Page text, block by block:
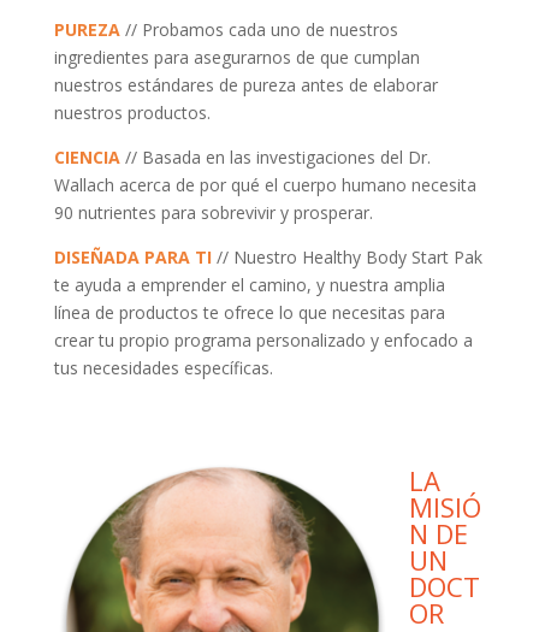
PUREZA// Probamos cada uno de nuestros
ingredientes para asegurarnos de que cumplan
nuestros estándares de pureza antes de elaborar
nuestros productos.
CIENCIA// Basada en las investigaciones del Dr.
Wallach acerca de por qué el cuerpo humano necesita
90 nutrientes para sobrevivir y prosperar.
DISEÑADA PARA TI// Nuestro Healthy Body Start Pak
te ayuda a emprender el camino, y nuestra amplia
línea de productos te ofrece lo que necesitas para
crear tu propio programa personalizado y enfocado a
tus necesidades específicas.
LA
MISIÓ
N DE
UN
DOCT
OR